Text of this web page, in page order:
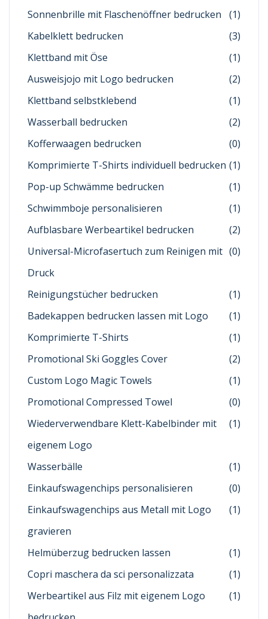
Sonnenbrille mit Flaschenöffner bedrucken
(1)
Kabelklett bedrucken
(3)
Klettband mit Öse
(1)
Ausweisjojo mit Logo bedrucken
(2)
Klettband selbstklebend
(1)
Wasserball bedrucken
(2)
Kofferwaagen bedrucken
(0)
Komprimierte T-Shirts individuell bedrucken (1)
Pop-up Schwämme bedrucken
(1)
Schwimmboje personalisieren
(1)
Aufblasbare Werbeartikel bedrucken
(2)
Universal-Microfasertuch zum Reinigen mit
Druck
(0)
Reinigungstücher bedrucken
(1)
Badekappen bedrucken lassen mit Logo
(1)
Komprimierte T-Shirts
(1)
Promotional Ski Goggles Cover
(2)
Custom Logo Magic Towels
(1)
Promotional Compressed Towel
(0)
Wiederverwendbare Klett-Kabelbinder mit
eigenem Logo
(1)
Wasserbälle
(1)
Einkaufswagenchips personalisieren
(0)
Einkaufswagenchips aus Metall mit Logo
gravieren
(1)
Helmüberzug bedrucken lassen
(1)
Copri maschera da sci personalizzata
(1)
Werbeartikel aus Filz mit eigenem Logo
(1)